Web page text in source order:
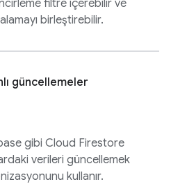
filtre içerebilir ve
birleştirebilir.
güncellemeler
gibi Cloud Firestore
verileri güncellemek
kullanır.